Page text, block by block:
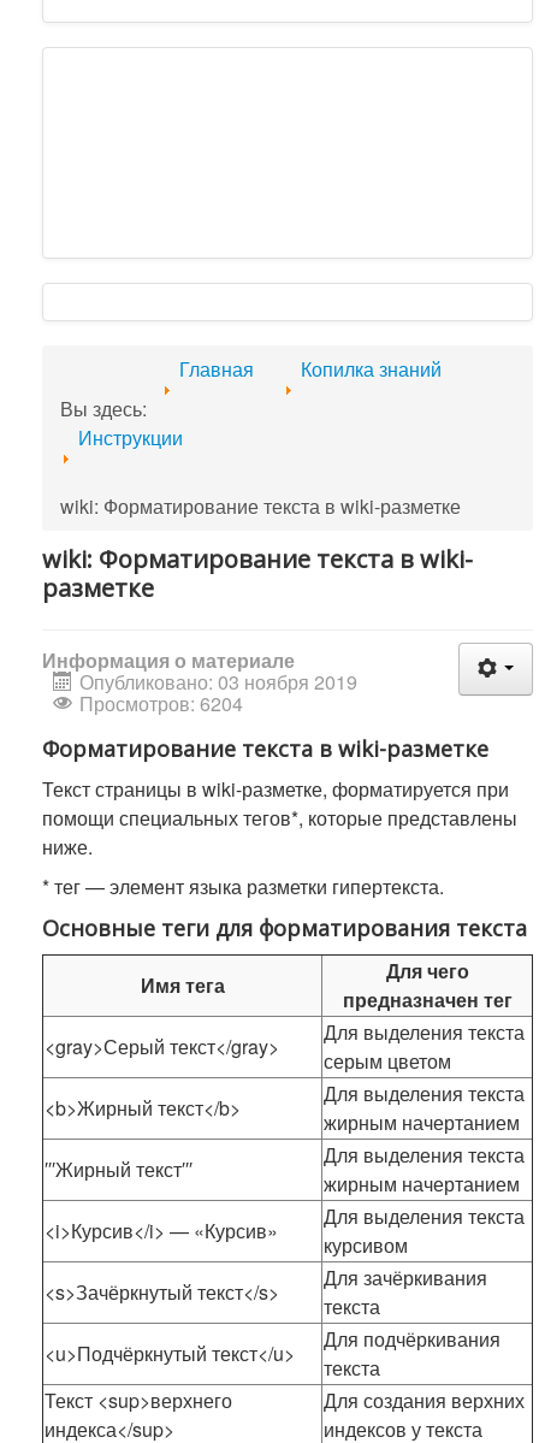
Вы здесь:
Главная Копилка знаний
Инструкции
wiki: Форматирование текста в wiki-разметке
wiki: Форматирование текста в wiki-
разметке
Информация о материале
Опубликовано: 03 ноября 2019
Просмотров: 6204
Форматирование текста в wiki-разметке
Текст страницы в wiki-разметке, форматируется при
помощи специальных тегов*, которые представлены
ниже.
* тег — элемент языка разметки гипертекста.
Основные теги для форматирования текста
Имя тега
Для чего
предназначен тег
<gray>Серый текст</gray>
Для выделения текста
серым цветом
<b>Жирный текст</b>
Для выделения текста
жирным начертанием
′′′Жирный текст′′′
Для выделения текста
жирным начертанием
<i>Курсив</i> — «Курсив»
Для выделения текста
курсивом
<s>Зачёркнутый текст</s>
Для зачёркивания
текста
<u>Подчёркнутый текст</u>
Для подчёркивания
текста
Текст <sup>верхнего
индекса</sup>
Для создания верхних
индексов у текста